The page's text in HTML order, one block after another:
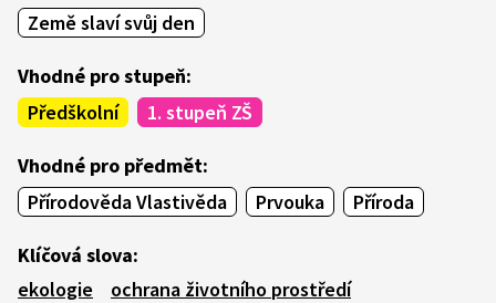
Země slaví svůj den
Vhodné pro stupeň:
Předškolní
1. stupeň ZŠ
Vhodné pro předmět:
Přírodověda Vlastivěda
Prvouka Příroda
Klíčová slova:
ekologie
ochrana životního prostředí